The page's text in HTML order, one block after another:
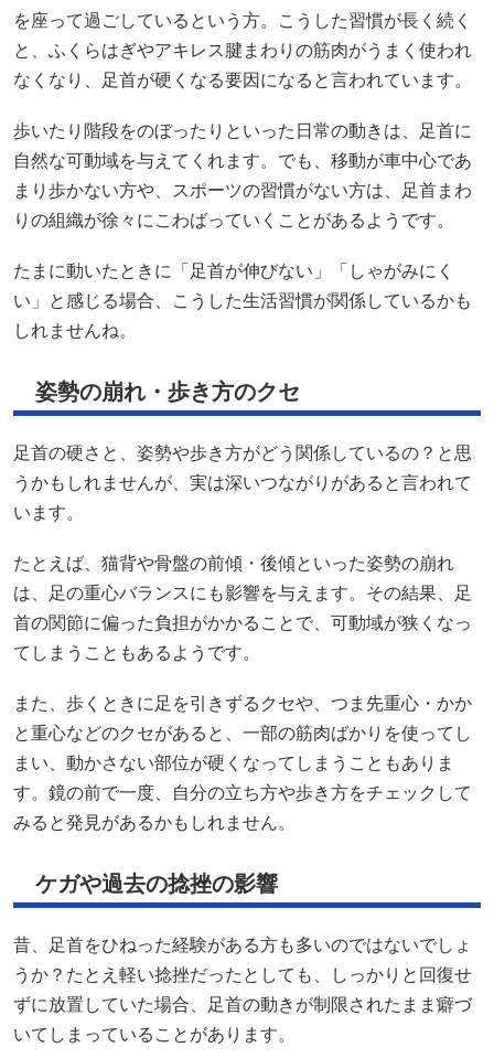
を座って過ごしているという方。こうした習慣が長く続く
と、ふくらはぎやアキレス腱まわりの筋肉がうまく使われ
なくなり、足首が硬くなる要因になると言われています。
歩いたり階段をのぼったりといった日常の動きは、足首に
自然な可動域を与えてくれます。でも、移動が車中心であ
まり歩かない方や、スポーツの習慣がない方は、足首まわ
りの組織が徐々にこわばっていくことがあるようです。
たまに動いたときに「足首が伸びない」「しゃがみにく
い」と感じる場合、こうした生活習慣が関係しているかも
しれませんね。
姿勢の崩れ・歩き方のクセ
足首の硬さと、姿勢や歩き方がどう関係しているの？と思
うかもしれませんが、実は深いつながりがあると言われて
います。
たとえば、猫背や骨盤の前傾・後傾といった姿勢の崩れ
は、足の重心バランスにも影響を与えます。その結果、足
首の関節に偏った負担がかかることで、可動域が狭くなっ
てしまうこともあるようです。
また、歩くときに足を引きずるクセや、つま先重心・かか
と重心などのクセがあると、一部の筋肉ばかりを使ってし
まい、動かさない部位が硬くなってしまうこともありま
す。鏡の前で一度、自分の立ち方や歩き方をチェックして
みると発見があるかもしれません。
ケガや過去の捻挫の影響
昔、足首をひねった経験がある方も多いのではないでしょ
うか？たとえ軽い捻挫だったとしても、しっかりと回復せ
ずに放置していた場合、足首の動きが制限されたまま癖づ
いてしまっていることがあります。